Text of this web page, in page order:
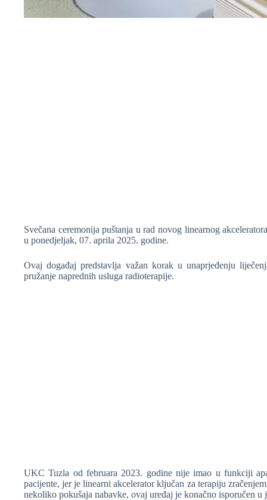
Svečana ceremonija puštanja u rad novog linearnog
u ponedjeljak, 07. aprila 2025. godine.
Ovaj događaj predstavlja važan korak u unaprjeđenju
pružanje naprednih usluga radioterapije.
UKC Tuzla od februara 2023. godine nije imao u funkciji
pacijente, jer je linearni akcelerator ključan za terapiju
nekoliko pokušaja nabavke, ovaj uređaj je konačno isporučen u
❆